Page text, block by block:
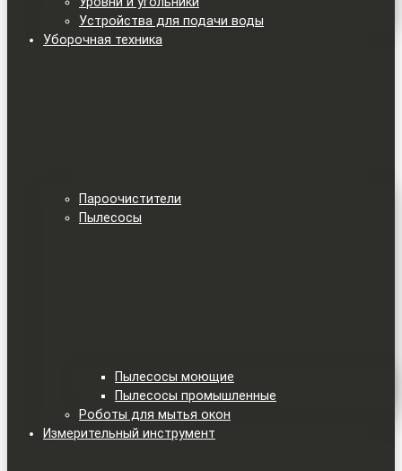
Устройства для подачи воды
Уборочная техника
Пароочистители
Пылесосы
Пылесосы моющие
Пылесосы промышленные
Роботы для мытья окон
Измерительный инструмент